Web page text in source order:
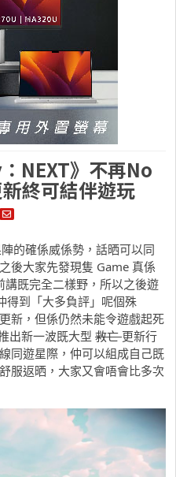
NEXT》不再No
終可結伴遊玩
的確係威係勢，話晒可以同
後大家先發現隻 Game 真係
講既完全二樣野，所以之後遊
得到「大多負評」呢個殊
新，但係仍然未能令遊戲起死
出新一波既大型 救亡更新行
同遊星際，仲可以組成自己既
服返晒，大家又會唔會比多次